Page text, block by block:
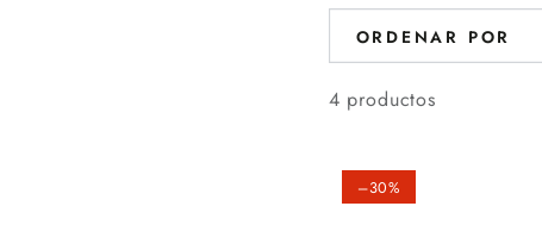
ORDENAR POR
4 productos
–30%